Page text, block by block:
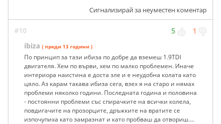
Сигнализирай за неуместен коментар
#10 5 1
ibiza ( преди 13 години )
По принцип за тази ибиза по добре да вземеш 1.9TDI
двигателя. Хем по върви, хем по малко проблемен. Иначе
интериора наистина е доста зле и е неудобна колата като
цяло. Аз карам такава ибиза сега, взех я на старо и нямах
проблеми няколко години. Последната година и половина
- постоянни проблеми със спирачките на всички колела,
повдигачите на прозорците, дръжките на вратите се
изпочупиха като замразнат и като пробваш да отвориш....